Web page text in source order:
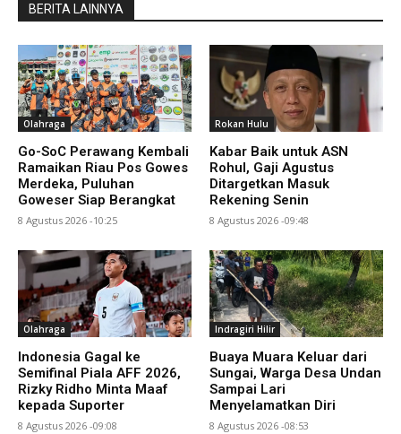
BERITA LAINNYA
Olahraga
Go-SoC Perawang Kembali
Ramaikan Riau Pos Gowes
Merdeka, Puluhan
Goweser Siap Berangkat
8 Agustus 2026 -10:25
Rokan Hulu
Kabar Baik untuk ASN
Rohul, Gaji Agustus
Ditargetkan Masuk
Rekening Senin
8 Agustus 2026 -09:48
Olahraga
Indonesia Gagal ke
Semifinal Piala AFF 2026,
Rizky Ridho Minta Maaf
kepada Suporter
8 Agustus 2026 -09:08
Indragiri Hilir
Buaya Muara Keluar dari
Sungai, Warga Desa Undan
Sampai Lari
Menyelamatkan Diri
8 Agustus 2026 -08:53